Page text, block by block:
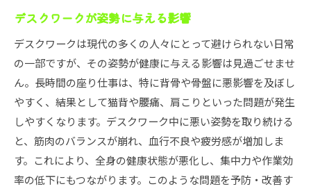
デスクワークが姿勢に与える影響
デスクワークは現代の多くの人々にとって避けられない日常
の一部ですが、その姿勢が健康に与える影響は見過ごせませ
ん。長時間の座り仕事は、特に背骨や骨盤に悪影響を及ぼし
やすく、結果として猫背や腰痛、肩こりといった問題が発生
しやすくなります。デスクワーク中に悪い姿勢を取り続ける
と、筋肉のバランスが崩れ、血行不良や疲労感が増加しま
す。これにより、全身の健康状態が悪化し、集中力や作業効
率の低下にもつながります。このような問題を予防・改善す